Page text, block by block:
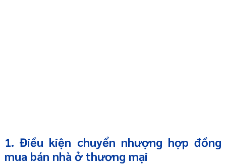
1. Điều kiện chuyển nhượng hợp đồng
mua bán nhà ở thương mại